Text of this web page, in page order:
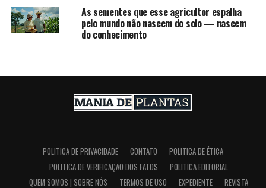
As sementes que esse agricultor espalha
pelo mundo não nascem do solo — nascem
do conhecimento
POLITICA DE PRIVACIDADE CONTATO
POLITICA DE ÉTICA
POLITICA DE VERIFICAÇÃO DOS FATOS
POLITICA EDITORIAL
QUEM SOMOS | SOBRE NÓS
TERMOS DE USO EXPEDIENTE REVISTA